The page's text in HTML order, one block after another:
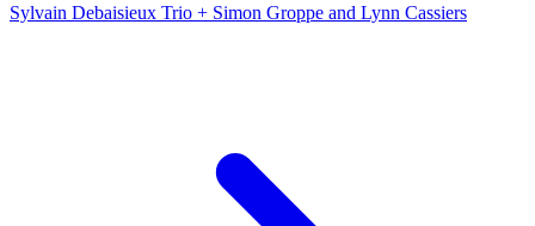
Sylvain Debaisieux Trio + Simon Groppe and Lynn Cassiers